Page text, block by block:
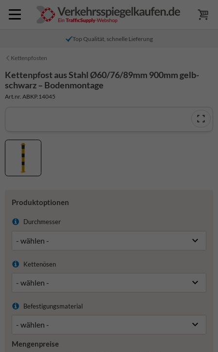
Top Qualität, schnelle Lieferung
Kettenpfosten
Kettenpfost aus Stahl Ø60/76/89mm 900mm gelb-
schwarz – Bodenmontage
Art.nr. ABKP.14045
Produktoptionen
Durchmesser
Kettenösen
Befestigungsmaterial
Mengenpreise